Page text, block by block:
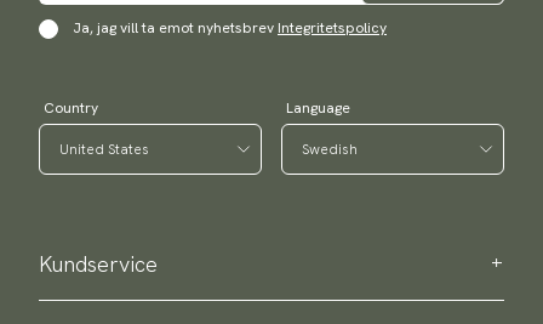
Ja, jag vill ta emot nyhetsbrev Integritetspolicy
Country Language
Kundservice
Kontakta oss